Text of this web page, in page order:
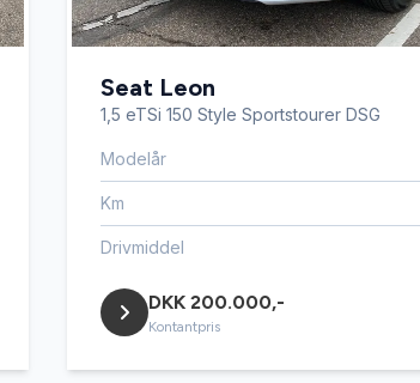
Seat Leon
1,5 eTSi 150 Style Sportstourer DSG
Modelår
Km
Drivmiddel
DKK 200.000,-
Kontantpris